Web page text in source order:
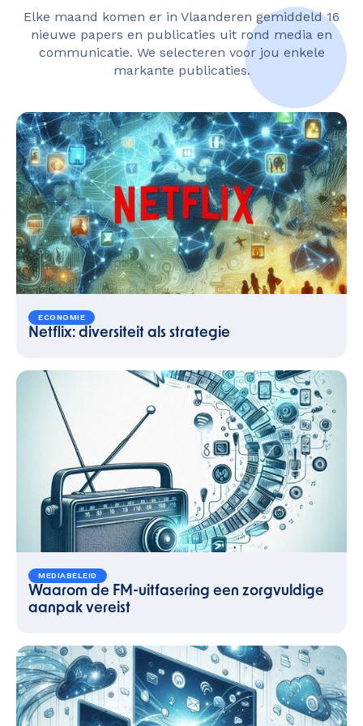
Elke maand komen er in Vlaanderen gemiddeld 16
nieuwe papers en publicaties uit rond media en
communicatie. We selecteren voor jou enkele
markante publicaties.
ECONOMIE
Netflix: diversiteit als strategie
MEDIABELEID
Waarom de FM-uitfasering een zorgvuldige
aanpak vereist